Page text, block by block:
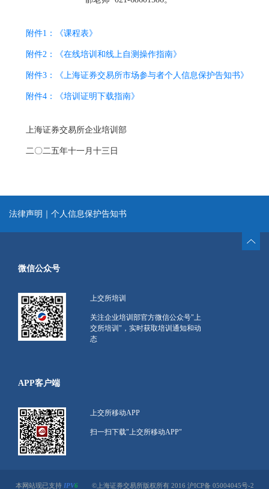
附件1：《课程表》
附件2：《在线培训和线上自测操作指南》
附件3：《上海证券交易所市场参与者个人信息保护告知书》
附件4：《培训证明下载指南》
上海证券交易所企业培训部
二〇二五年十一月十三日
法律声明 个人信息保护告知书
微信公众号
上交所培训
关注企业培训部官方微信公众号"上
交所培训"，实时获取培训通知和动
态
APP客户端
上交所移动APP
扫一扫下载"上交所移动APP"
本网站现已支持 IPV6 ©上海证券交易所版权所有 2016 沪ICP备 05004045号-2